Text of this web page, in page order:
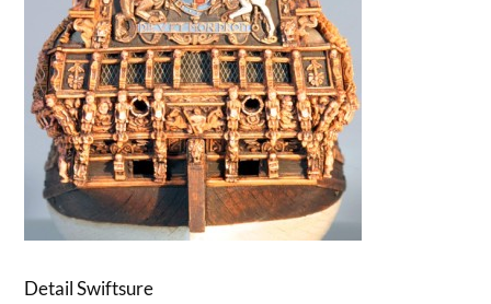
Detail Swiftsure